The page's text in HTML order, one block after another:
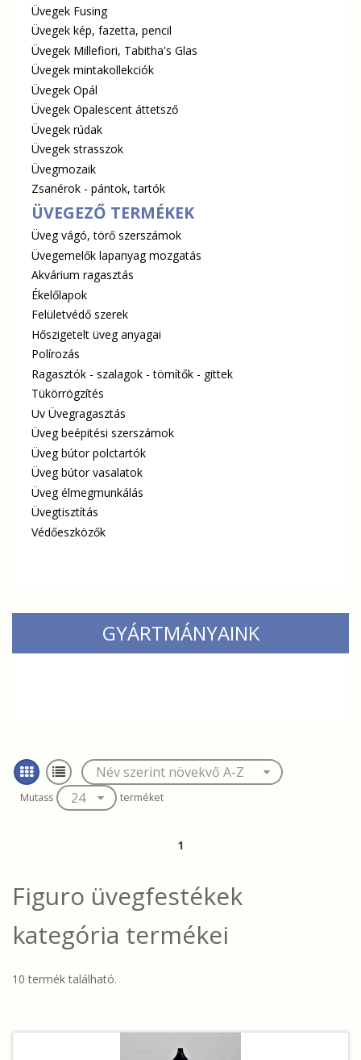
Üvegek Fusing
Üvegek kép, fazetta, pencil
Üvegek Millefiori, Tabitha's Glas
Üvegek mintakollekciók
Üvegek Opál
Üvegek Opalescent áttetsző
Üvegek rúdak
Üvegek strasszok
Üvegmozaik
Zsanérok - pántok, tartók
ÜVEGEZŐ TERMÉKEK
Üveg vágó, törő szerszámok
Üvegemelők lapanyag mozgatás
Akvárium ragasztás
Ékelőlapok
Felületvédő szerek
Hőszigetelt üveg anyagai
Polírozás
Ragasztók - szalagok - tömítők - gittek
Tükörrögzítés
Uv Üvegragasztás
Üveg beépitési szerszámok
Üveg bútor polctartók
Üveg bútor vasalatok
Üveg élmegmunkálás
Üvegtisztítás
Védőeszközők
GYÁRTMÁNYAINK
Mutass terméket
1
Figuro üvegfestékek
kategória termékei
10 termék található.